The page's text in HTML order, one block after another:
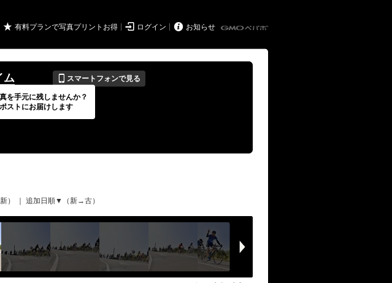
★ 有料プランで写真プリントお得  ログイン  お知らせ
ム 📱 スマートフォンで見る
の期間
---
） 追加日順▼（新→古）
を手元に残しませんか？
ストにお届けします